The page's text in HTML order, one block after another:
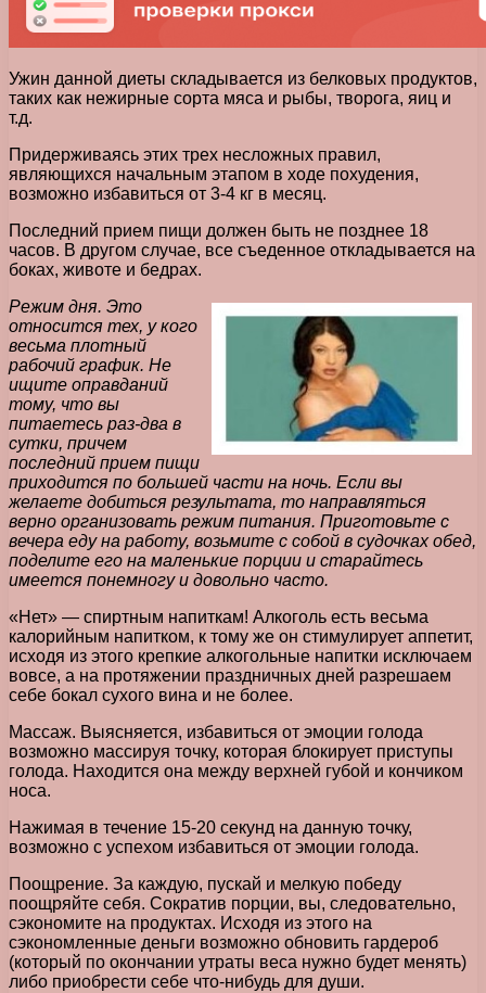
Ужин данной диеты складывается из белковых продуктов,
таких как нежирные сорта мяса и рыбы, творога, яиц и
т.д.
Придерживаясь этих трех несложных правил,
являющихся начальным этапом в ходе похудения,
возможно избавиться от 3-4 кг в месяц.
Последний прием пищи должен быть не позднее 18
часов. В другом случае, все съеденное откладывается на
боках, животе и бедрах.
Режим дня. Это
относится тех, у кого
весьма плотный
рабочий график. Не
ищите оправданий
тому, что вы
питаетесь раз-два в
сутки, причем
последний прием пищи
приходится по большей части на ночь. Если вы
желаете добиться результата, то направляться
верно организовать режим питания. Приготовьте с
вечера еду на работу, возьмите с собой в судочках обед,
поделите его на маленькие порции и старайтесь
имеется понемногу и довольно часто.
«Нет» — спиртным напиткам! Алкоголь есть весьма
калорийным напитком, к тому же он стимулирует аппетит,
исходя из этого крепкие алкогольные напитки исключаем
вовсе, а на протяжении праздничных дней разрешаем
себе бокал сухого вина и не более.
Массаж. Выясняется, избавиться от эмоции голода
возможно массируя точку, которая блокирует приступы
голода. Находится она между верхней губой и кончиком
носа.
Нажимая в течение 15-20 секунд на данную точку,
возможно с успехом избавиться от эмоции голода.
Поощрение. За каждую, пускай и мелкую победу
поощряйте себя. Сократив порции, вы, следовательно,
сэкономите на продуктах. Исходя из этого на
сэкономленные деньги возможно обновить гардероб
(который по окончании утраты веса нужно будет менять)
либо приобрести себе что-нибудь для души.